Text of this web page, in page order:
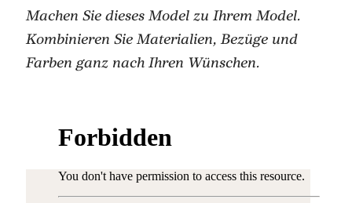
Machen Sie dieses Model zu Ihrem Model.
Kombinieren Sie Materialien, Bezüge und
Farben ganz nach Ihren Wünschen.